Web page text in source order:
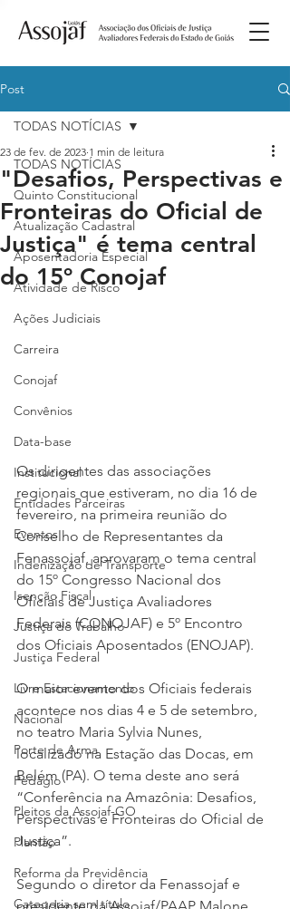
Post
TODAS NOTÍCIAS
Quinto Constitucional
Atualização Cadastral
Aposentadoria Especial
Atividade de Risco
Ações Judiciais
Carreira
Conojaf
Convênios
Data-base
Institucional
Entidades Parceiras
Eventos
Indenização de Transporte
Isenção Fiscal
Justiça do Trabalho
Justiça Federal
Livre Estacionamento
Nacional
Porte de Arma
Pedágio
Pleitos da Assojaf-GO
Plantão
Reforma da Previdência
Categoria sem título
TODAS NOTÍCIAS
"Desafios, Perspectivas e
Fronteiras do Oficial de
Justiça" é tema central
do 15º Conojaf
23 de fev. de 2023 1 min de leitura
Os dirigentes das associações
regionais que estiveram, no dia 16 de
fevereiro, na primeira reunião do
Conselho de Representantes da
Fenassojaf, aprovaram o tema central
do 15º Congresso Nacional dos
Oficiais de Justiça Avaliadores
Federais (CONOJAF) e 5º Encontro
dos Oficiais Aposentados (ENOJAP).
O maior evento dos Oficiais federais
acontece nos dias 4 e 5 de setembro,
no teatro Maria Sylvia Nunes,
localizado na Estação das Docas, em
Belém (PA). O tema deste ano será
“Conferência na Amazônia: Desafios,
Perspectivas e Fronteiras do Oficial de
Justiça”.
Segundo o diretor da Fenassojaf e